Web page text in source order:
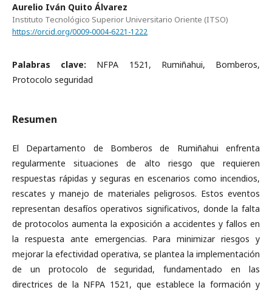
Aurelio Iván Quito Álvarez
Instituto Tecnológico Superior Universitario Oriente (ITSO)
https://orcid.org/0009-0004-6221-1222
Palabras clave: NFPA 1521, Rumiñahui, Bomberos,
Protocolo seguridad
Resumen
El Departamento de Bomberos de Rumiñahui enfrenta
regularmente situaciones de alto riesgo que requieren
respuestas rápidas y seguras en escenarios como incendios,
rescates y manejo de materiales peligrosos. Estos eventos
representan desafíos operativos significativos, donde la falta
de protocolos aumenta la exposición a accidentes y fallos en
la respuesta ante emergencias. Para minimizar riesgos y
mejorar la efectividad operativa, se plantea la implementación
de un protocolo de seguridad, fundamentado en las
directrices de la NFPA 1521, que establece la formación y